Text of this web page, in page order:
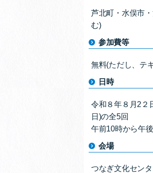
芦北町・水俣市
む)
参加費等
無料(ただし、テ
日時
令和８年８月2２
日)の全5回
午前10時から午
会場
つなぎ文化セン